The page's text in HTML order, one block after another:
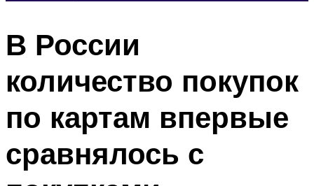
В России
количество покупок
по картам впервые
сравнялось с